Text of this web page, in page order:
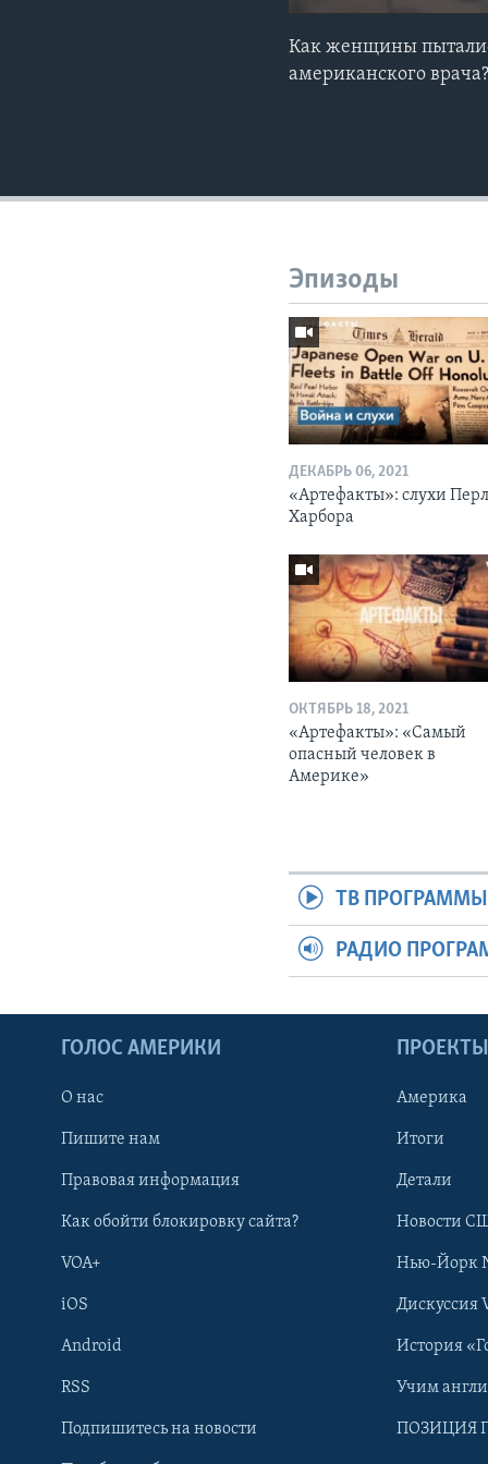
Learning English
Как женщины
американского
Эпизоды
ДЕКАБРЬ 06, 2021
«Артефакты»: слухи
Харбора
ОКТЯБРЬ 18, 2021
«Артефакты»: «Самый
опасный человек в
Америке»
ТВ ПРОГРАММЫ
РАДИО
ГОЛОС АМЕРИКИ
О нас
Пишите нам
Правовая информация
Как обойти блокировку сайта?
VOA+
iOS
Android
RSS
Подпишитесь на новости
ПРОЕКТЫ
Америка
Итоги
Детали
Новости
Нью-Йорк
Дискуссия
История
Учим
ПОЗИЦИЯ